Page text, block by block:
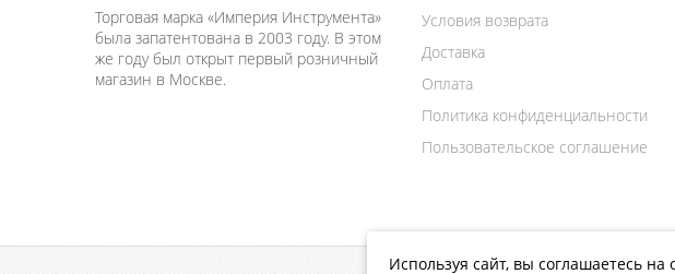
Торговая марка «Империя Инструмента»
была запатентована в 2003 году. В этом
же году был открыт первый розничный
магазин в Москве.
Условия возврата
Доставка
Оплата
Политика конфиденциальности
Пользовательское соглашение
Используя сайт, вы соглашаетесь